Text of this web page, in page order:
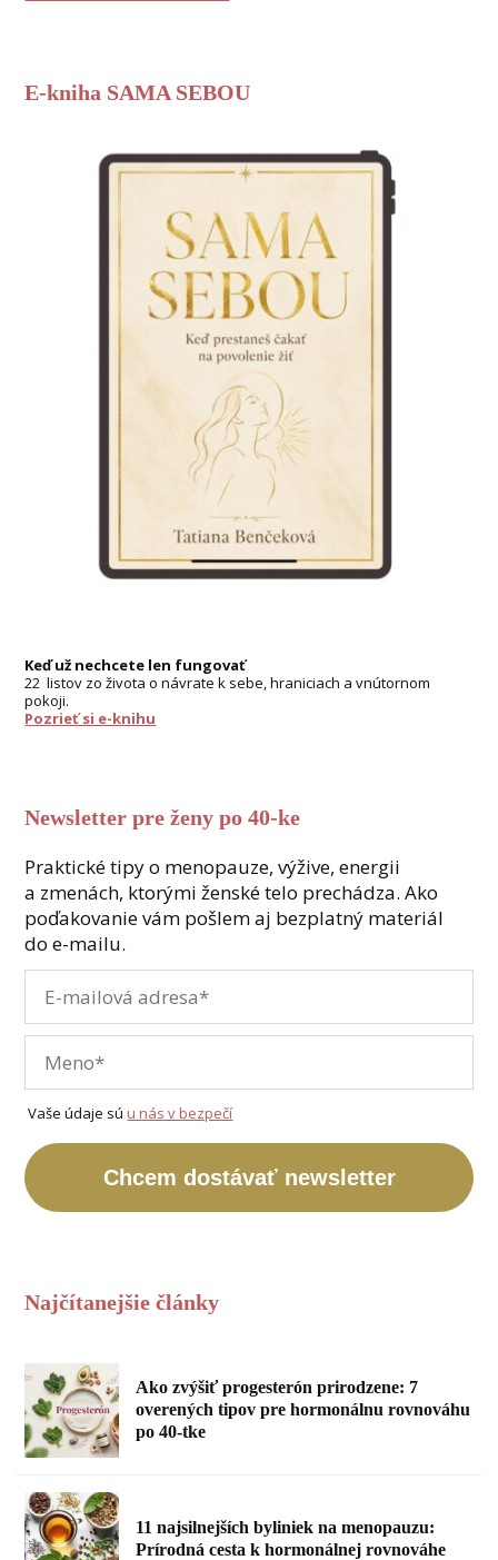
E-kniha SAMA SEBOU
Keď už nechcete len fungovať
22 listov zo života o návrate k sebe, hraniciach a vnútornom
pokoji.
Pozrieť si e-knihu
Newsletter pre ženy po 40-ke
Praktické tipy o menopauze, výžive, energii
a zmenách, ktorými ženské telo prechádza. Ako
poďakovanie vám pošlem aj bezplatný materiál
do e-mailu.
Vaše údaje súu nás v bezpečí
Chcem dostávať newsletter
Najčítanejšie články
Ako zvýšiť progesterón prirodzene: 7
overených tipov pre hormonálnu rovnováhu
po 40-tke
11 najsilnejších byliniek na menopauzu:
Prírodná cesta k hormonálnej rovnováhe